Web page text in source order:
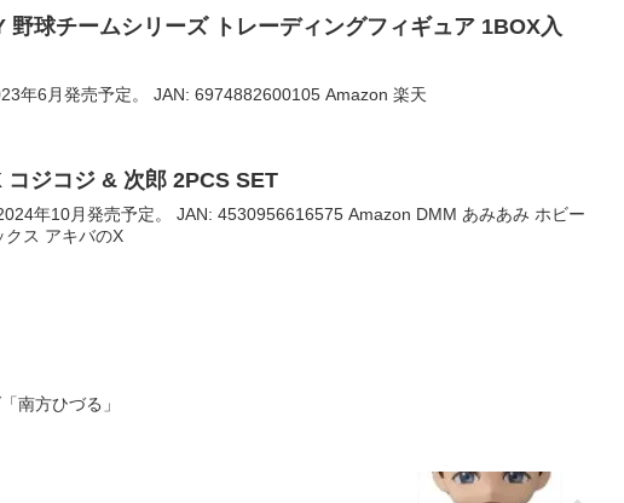
野球チームシリーズ トレーディングフィギュア 1BOX入
年6月発売予定。 JAN: 6974882600105 Amazon 楽天
コジコジ & 次郎 2PCS SET
年10月発売予定。 JAN: 4530956616575 Amazon DMM あみあみ ホビー
クス アキバのX
南方ひづる」